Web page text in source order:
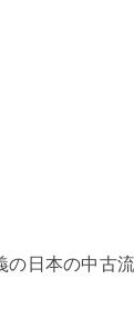
日本の中古